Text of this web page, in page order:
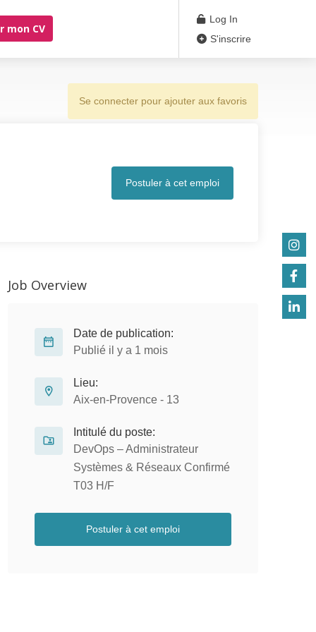
mon CV
Log In
S'inscrire
Se connecter pour ajouter aux favoris
Postuler à cet emploi
Job Overview
Date de publication:
Publié il y a 1 mois
Lieu:
Aix-en-Provence - 13
Intitulé du poste:
DevOps – Administrateur
Systèmes & Réseaux Confirmé
T03 H/F
Postuler à cet emploi